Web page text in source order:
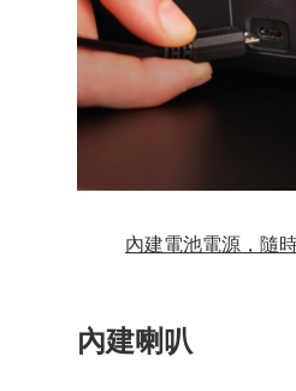
內建電池電源，隨
內建喇叭